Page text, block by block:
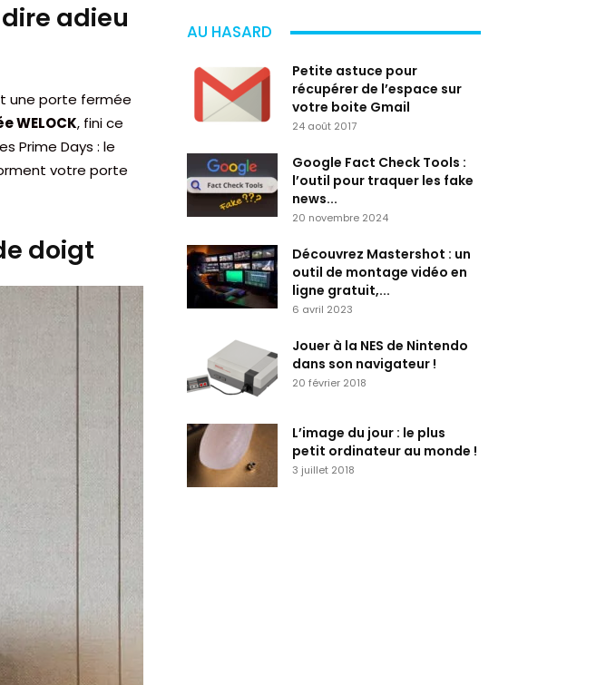
adieu
une porte fermée
WELOCK, fini ce
Prime Days : le
votre porte
doigt
AU HASARD
Petite astuce pour
récupérer de l’espace sur
votre boite Gmail
24 août 2017
Google Fact Check Tools :
l’outil pour traquer les fake
news...
20 novembre 2024
Découvrez Mastershot : un
outil de montage vidéo en
ligne gratuit,...
6 avril 2023
Jouer à la NES de Nintendo
dans son navigateur !
20 février 2018
L’image du jour : le plus
petit ordinateur au monde !
3 juillet 2018